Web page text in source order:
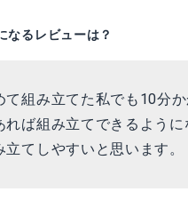
なるレビューは？
て組み立てた私でも10分
れば組み立てできるよう
立てしやすいと思います。